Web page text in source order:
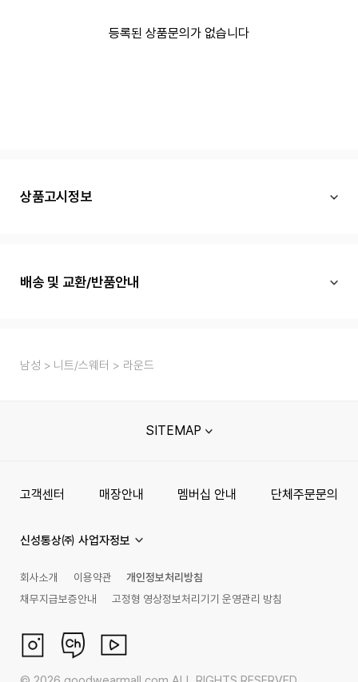
등록된 상품문의가 없습니다
상품고시정보
배송 및 교환/반품안내
남성 니트/스웨터 라운드
SITEMAP
고객센터 매장안내 멤버십 안내 단체주문문의
신성통상㈜ 사업자정보
회사소개 이용약관
개인정보처리방침
채무지급보증안내
고정형 영상정보처리기기 운영관리 방침